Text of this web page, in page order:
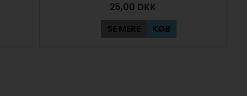
25,00 DKK
SE MERE KØB